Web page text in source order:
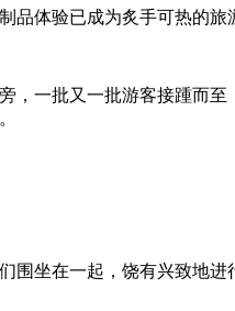
体验已成为炙手可热的
，一批又一批游客接踵而
围坐在一起，饶有兴致地